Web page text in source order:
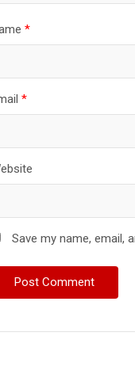
*
*
Save my name, email,